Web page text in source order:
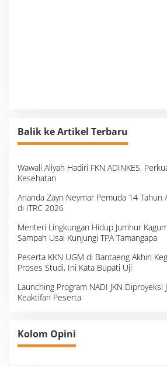
Balik ke Artikel Terbaru
Wawali Aliyah Hadiri FKN ADINKES,
Kesehatan
Ananda Zayn Neymar Pemuda 14 Tahun
di ITRC 2026
Menteri Lingkungan Hidup Jumhur
Sampah Usai Kunjungi TPA Tamangapa
Peserta KKN UGM di Bantaeng Akhiri
Proses Studi, Ini Kata Bupati Uji
Launching Program NADI JKN Diproyeksi
Keaktifan Peserta
Kolom Opini